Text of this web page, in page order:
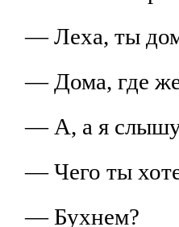
— Леха, ты
— Дома, где
— А, а я слышу
— Чего ты
— Бухнем?